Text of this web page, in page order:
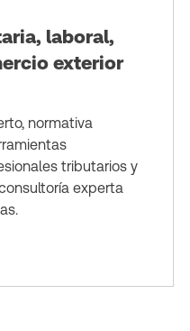
laboral,
exterior
normativa
tributarios y
experta